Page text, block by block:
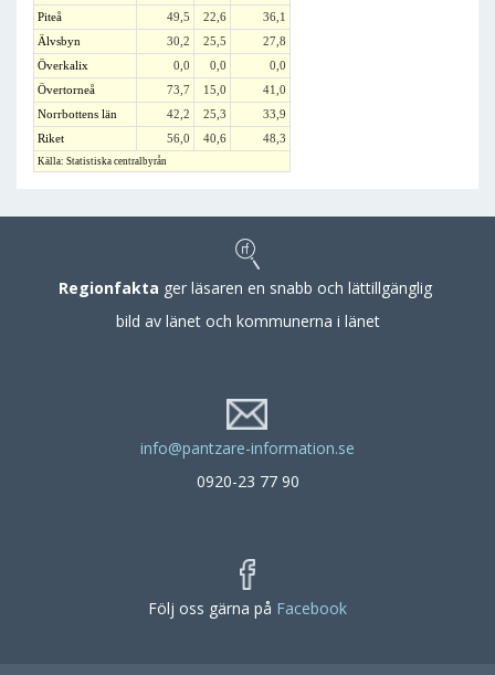
Piteå
49,5 22,6
36,1
Älvsbyn
30,2 25,5
27,8
Överkalix
0,0 0,0
0,0
Övertorneå
73,7 15,0
41,0
Norrbottens län
42,2 25,3
33,9
Riket
56,0 40,6 48,3
Källa: Statistiska centralbyrån
Regionfakta ger läsaren en snabb och lättillgänglig
bild av länet och kommunerna i länet
info@pantzare-information.se
0920-23 77 90
Följ oss gärna på Facebook